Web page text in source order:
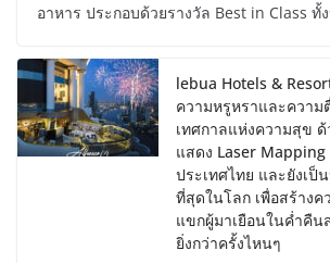
อาหาร ประกอบด้วยรางวัล Best in Class ทั้
lebua Hotels &
ความหรูหราและความ
เทศกาลแห่งความสุข
แสดง Laser
ประเทศไทย และยังเป็
ที่สุดในโลก เพื่อสร้างค
แขกผู้มาเยือนในค่ำคืน
ยิ่งกว่าครั้งไหนๆ